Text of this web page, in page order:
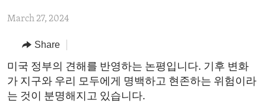
to
Navigation
Skip
to
Search
REGIONS
AFRICA
AMERICAS
ASIA
TOPICS
HUMAN RIGHTS
SECURITY AND DEFENSE
ARCHIVE
ABOUT US
March 27, 2024
Share
미국 정부의 견해를 반영하는 논평입니다. 기후 변화
가 지구와 우리 모두에게 명백하고 현존하는 위험이라
는 것이 분명해지고 있습니다.